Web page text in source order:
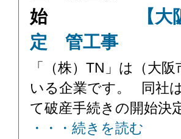
【
定 管工事
「（株）TN」は（大
いる企業です。 同社
て破産手続きの開始決
・・・続きを読む